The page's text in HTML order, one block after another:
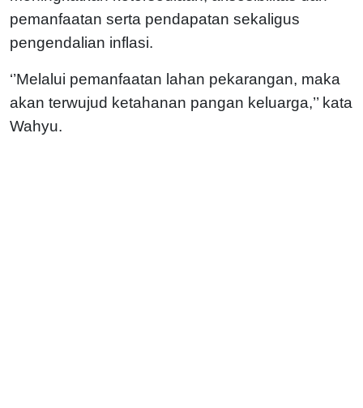
pemanfaatan serta pendapatan sekaligus
pengendalian inflasi.
‘’Melalui pemanfaatan lahan pekarangan, maka
akan terwujud ketahanan pangan keluarga,’’ kata
Wahyu.